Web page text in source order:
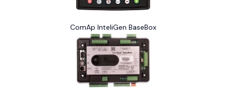
ComAp InteliGen BaseBox